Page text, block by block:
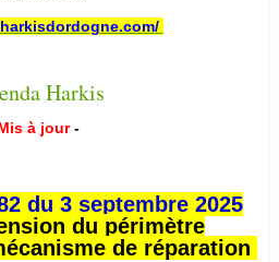
à jour -
du 3 septembre 2025
du périmètre
de réparation